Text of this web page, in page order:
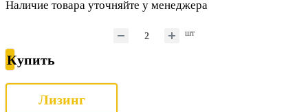
Наличие товара уточняйте у менеджера
шт
Купить
Лизинг